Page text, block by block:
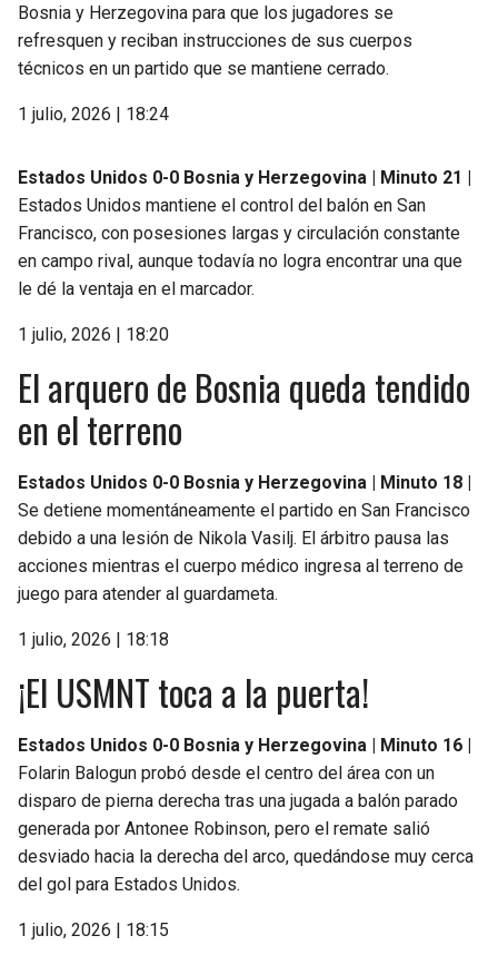
Bosnia y Herzegovina para que los jugadores se
refresquen y reciban instrucciones de sus cuerpos
técnicos en un partido que se mantiene cerrado.
1 julio, 2026 | 18:24
Estados Unidos 0-0 Bosnia y Herzegovina | Minuto 21 |
Estados Unidos mantiene el control del balón en San
Francisco, con posesiones largas y circulación constante
en campo rival, aunque todavía no logra encontrar una que
le dé la ventaja en el marcador.
1 julio, 2026 | 18:20
El arquero de Bosnia queda tendido
en el terreno
Estados Unidos 0-0 Bosnia y Herzegovina | Minuto 18 |
Se detiene momentáneamente el partido en San Francisco
debido a una lesión de Nikola Vasilj. El árbitro pausa las
acciones mientras el cuerpo médico ingresa al terreno de
juego para atender al guardameta.
1 julio, 2026 | 18:18
¡El USMNT toca a la puerta!
Estados Unidos 0-0 Bosnia y Herzegovina | Minuto 16 |
Folarin Balogun probó desde el centro del área con un
disparo de pierna derecha tras una jugada a balón parado
generada por Antonee Robinson, pero el remate salió
desviado hacia la derecha del arco, quedándose muy cerca
del gol para Estados Unidos.
1 julio, 2026 | 18:15